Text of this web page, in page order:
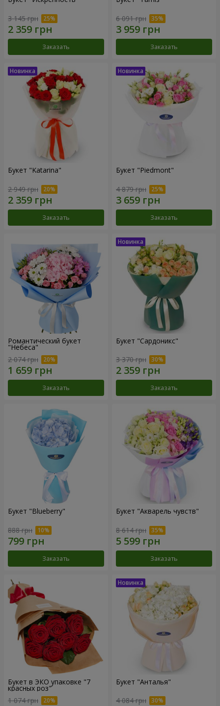
3 145 грн
Заказать
6 091 грн
Заказать
Букет "Katarina"
2 949 грн
Заказать
Букет "Piedmont"
4 879 грн
Заказать
Романтический букет
"Небеса"
2 074 грн
Заказать
Букет "Сардоникс"
3 370 грн
Заказать
Букет "Blueberry"
888 грн
Заказать
Букет "Акварель чувств"
8 614 грн
Заказать
Букет в ЭКО упаковке "7
красных роз"
1 074 грн
Букет "Анталья"
4 084 грн